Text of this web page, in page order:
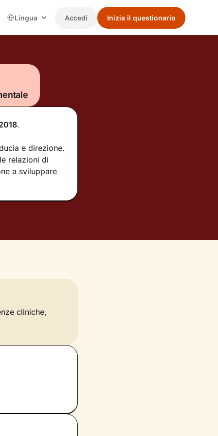
Lingua Accedi Inizia il questionario
.
e direzione.
relazioni di
a sviluppare
cliniche,